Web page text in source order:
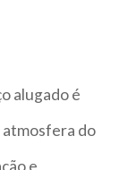
alugado é
do
e